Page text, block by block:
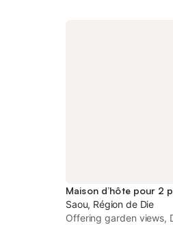
Saou, Région de Die
Offering garden views,